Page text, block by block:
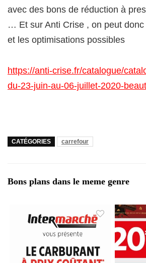
avec des bons de réduction à
… Et sur Anti Crise , on peut
et les optimisations possibles
https://anti-crise.fr/catalogue/
du-23-juin-au-06-juillet-2020-
CATÉGORIES carrefour
Bons plans dans le meme genre